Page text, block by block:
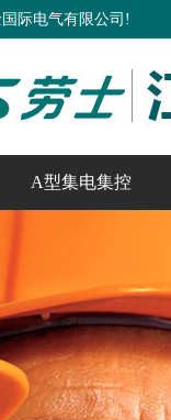
际电气有限公司!
A型集电集控